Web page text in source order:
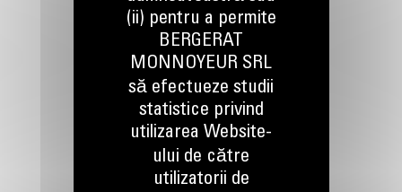
TINEM LEGATURA
(ii) pentru a permite
BERGERAT
MONNOYEUR SRL
să efectueze studii
statistice privind
utilizarea Website-
ului de către
utilizatorii de